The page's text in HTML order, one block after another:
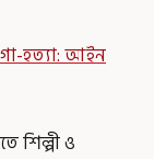
হত্যা: আইন
শিল্পী ও